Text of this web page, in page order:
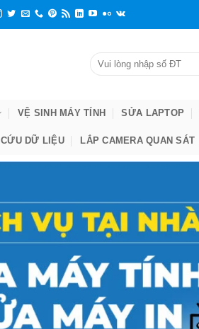
VỆ SINH MÁY TÍNH SỬA LAPTOP
CỨU DỮ LIỆU LẮP CAMERA QUAN SÁT